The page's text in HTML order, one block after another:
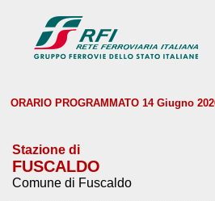
ORARIO PROGRAMMATO 14 Giugno
Stazione di
FUSCALDO
Comune di Fuscaldo